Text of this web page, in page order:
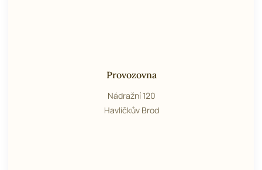
Provozovna
Nádražní 120
Havlíčkův Brod